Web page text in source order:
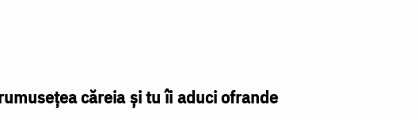
căreia și tu îi aduci ofrande